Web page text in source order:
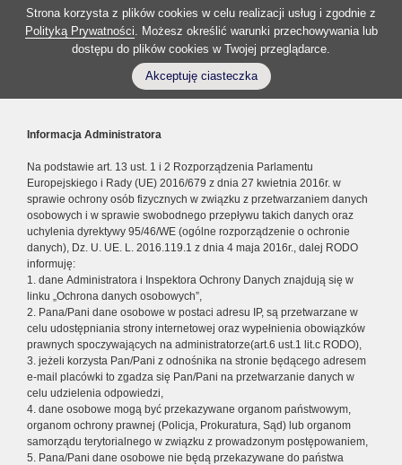
Strona korzysta z plików cookies w celu realizacji usług i zgodnie z
Polityką Prywatności. Możesz określić warunki przechowywania lub
dostępu do plików cookies w Twojej przeglądarce.
Akceptuję ciasteczka
Informacja Administratora
Na podstawie art. 13 ust. 1 i 2 Rozporządzenia Parlamentu
Europejskiego i Rady (UE) 2016/679 z dnia 27 kwietnia 2016r. w
sprawie ochrony osób fizycznych w związku z przetwarzaniem danych
osobowych i w sprawie swobodnego przepływu takich danych oraz
uchylenia dyrektywy 95/46/WE (ogólne rozporządzenie o ochronie
danych), Dz. U. UE. L. 2016.119.1 z dnia 4 maja 2016r., dalej RODO
informuję:
1. dane Administratora i Inspektora Ochrony Danych znajdują się w
linku „Ochrona danych osobowych”,
2. Pana/Pani dane osobowe w postaci adresu IP, są przetwarzane w
celu udostępniania strony internetowej oraz wypełnienia obowiązków
prawnych spoczywających na administratorze(art.6 ust.1 lit.c RODO),
3. jeżeli korzysta Pan/Pani z odnośnika na stronie będącego adresem
e-mail placówki to zgadza się Pan/Pani na przetwarzanie danych w
celu udzielenia odpowiedzi,
4. dane osobowe mogą być przekazywane organom państwowym,
organom ochrony prawnej (Policja, Prokuratura, Sąd) lub organom
samorządu terytorialnego w związku z prowadzonym postępowaniem,
5. Pana/Pani dane osobowe nie będą przekazywane do państwa